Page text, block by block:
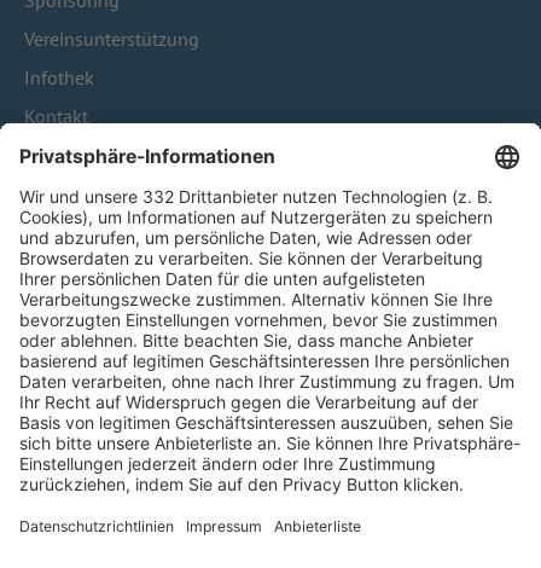
Vereinsunterstützung
Infothek
Kontakt
HÄUFIG BESUCHTE SEITEN
Pässe und Vereinswechsel
Trainerausbildung
Schulungsangebot Vereinsmitarbeiter
BFV-Geschäftsstellen
Trainerbörse
Login SpielPlus
FOLGE DEM BFV